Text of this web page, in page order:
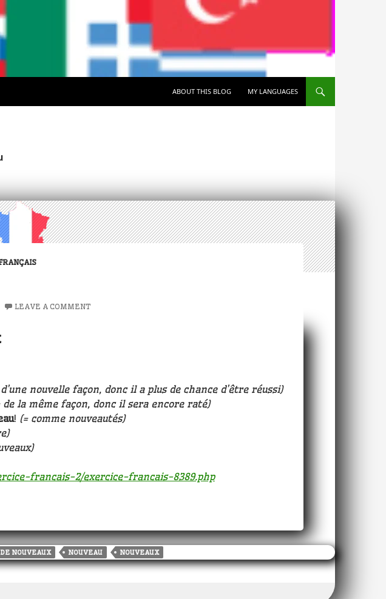
ABOUT THIS BLOG
MY LANGUAGES
LEAVE A COMMENT
nouvelle façon, donc il a plus de chance d’être réussi)
la même façon, donc il sera encore raté)
! (= comme nouveautés)
francais-2/exercice-francais-8389.php
DE NOUVEAUX NOUVEAU NOUVEAUX